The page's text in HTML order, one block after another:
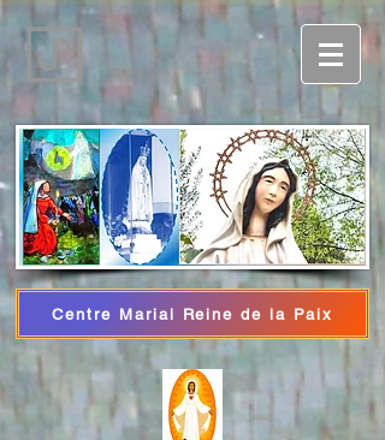
Accedi
Centre Marial Reine de la Paix